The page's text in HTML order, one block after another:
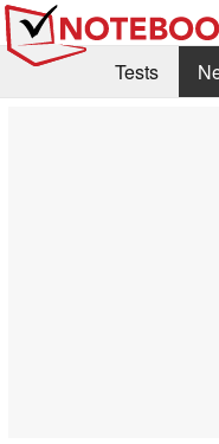
Tests